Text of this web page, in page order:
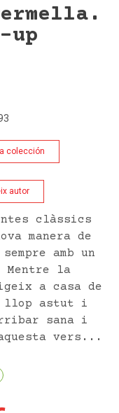
up
colección
autor
clàssics
manera de
amb un
Mentre la
a casa de
llop astut i
sana i
vers...